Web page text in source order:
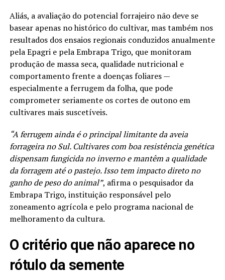
Aliás, a avaliação do potencial forrajeiro não deve se
basear apenas no histórico do cultivar, mas também nos
resultados dos ensaios regionais conduzidos anualmente
pela Epagri e pela Embrapa Trigo, que monitoram
produção de massa seca, qualidade nutricional e
comportamento frente a doenças foliares —
especialmente a ferrugem da folha, que pode
comprometer seriamente os cortes de outono em
cultivares mais suscetíveis.
“A ferrugem ainda é o principal limitante da aveia
forrageira no Sul. Cultivares com boa resistência genética
dispensam fungicida no inverno e mantêm a qualidade
da forragem até o pastejo. Isso tem impacto direto no
ganho de peso do animal”, afirma o pesquisador da
Embrapa Trigo, instituição responsável pelo
zoneamento agrícola e pelo programa nacional de
melhoramento da cultura.
O critério que não aparece no
rótulo da semente